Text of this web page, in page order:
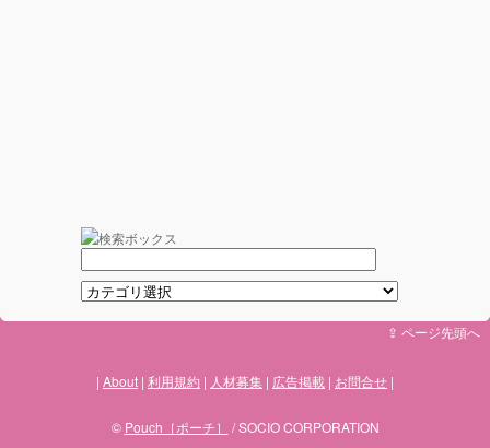
⇪ ページ先頭へ
About 利用規約 人材募集 広告掲載 お問合せ
© Pouch［ポーチ］
/ SOCIO CORPORATION